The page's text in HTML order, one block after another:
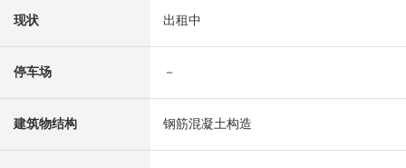
现状 出租中
停车场 －
建筑物结构 钢筋混凝土构造